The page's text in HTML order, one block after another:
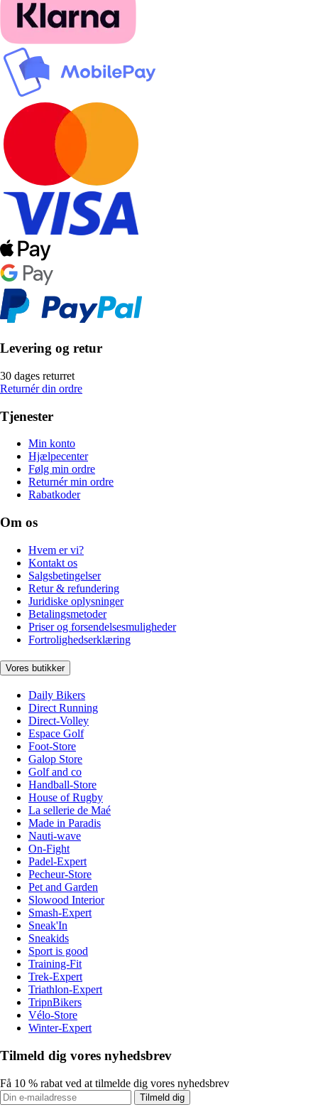
Levering og retur
30 dages returret
Returnér din ordre
Tjenester
Min konto
Hjælpecenter
Følg min ordre
Returnér min ordre
Rabatkoder
Om os
Hvem er vi?
Kontakt os
Salgsbetingelser
Retur & refundering
Juridiske oplysninger
Betalingsmetoder
Priser og forsendelsesmuligheder
Fortrolighedserklæring
Vores butikker
Daily Bikers
Direct Running
Direct-Volley
Espace Golf
Foot-Store
Galop Store
Golf and co
Handball-Store
House of Rugby
La sellerie de Maé
Made in Paradis
Nauti-wave
On-Fight
Padel-Expert
Pecheur-Store
Pet and Garden
Slowood Interior
Smash-Expert
Sneak'In
Sneakids
Sport is good
Training-Fit
Trek-Expert
Triathlon-Expert
TripnBikers
Vélo-Store
Winter-Expert
Tilmeld dig vores nyhedsbrev
Få 10 % rabat ved at tilmelde dig vores nyhedsbrev
Tilmeld dig